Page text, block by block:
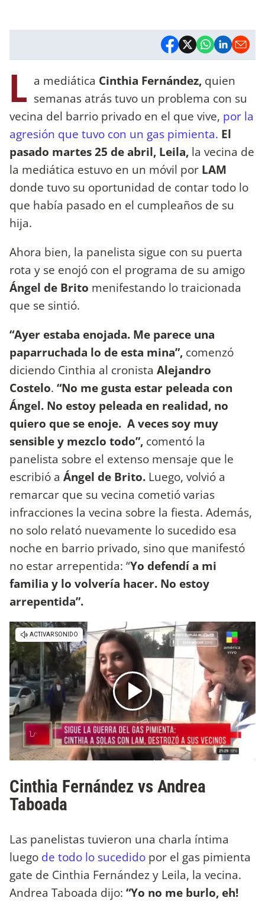
L a mediática Cinthia Fernández, quien
semanas atrás tuvo un problema con su
vecina del barrio privado en el que vive, por la
agresión que tuvo con un gas pimienta. El
pasado martes 25 de abril, Leila, la vecina de
la mediática estuvo en un móvil por LAM
donde tuvo su oportunidad de contar todo lo
que había pasado en el cumpleaños de su
hija.
Ahora bien, la panelista sigue con su puerta
rota y se enojó con el programa de su amigo
Ángel de Brito menifestando lo traicionada
que se sintió.
“Ayer estaba enojada. Me parece una
paparruchada lo de esta mina”, comenzó
diciendo Cinthia al cronista Alejandro
Costelo. “No me gusta estar peleada con
Ángel. No estoy peleada en realidad, no
quiero que se enoje. A veces soy muy
sensible y mezclo todo”, comentó la
panelista sobre el extenso mensaje que le
escribió a Ángel de Brito. Luego, volvió a
remarcar que su vecina cometió varias
infracciones la vecina sobre la fiesta. Además,
no solo relató nuevamente lo sucedido esa
noche en barrio privado, sino que manifestó
no estar arrepentida: “Yo defendí a mi
familia y lo volvería hacer. No estoy
arrepentida”.
Cinthia Fernández vs Andrea
Taboada
Las panelistas tuvieron una charla íntima
luego de todo lo sucedido por el gas pimienta
gate de Cinthia Fernández y Leila, la vecina.
Andrea Taboada dijo: “Yo no me burlo, eh!